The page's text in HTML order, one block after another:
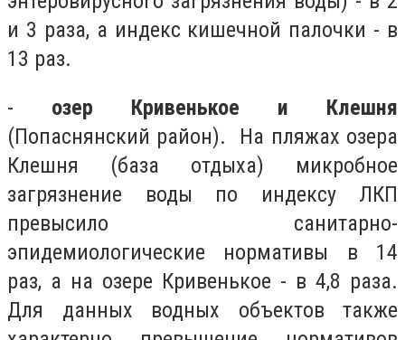
и 3 раза, а индекс кишечной палочки - в
13 раз.
- озер Кривенькое и Клешня
(Попаснянский район). На пляжах озера
Клешня (база отдыха) микробное
загрязнение воды по индексу ЛКП
превысило санитарно-
эпидемиологические нормативы в 14
раз, а на озере Кривенькое - в 4,8 раза.
Для данных водных объектов также